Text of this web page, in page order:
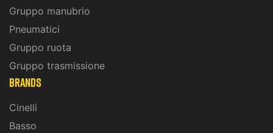
Gruppo manubrio
Pneumatici
Gruppo ruota
Gruppo trasmissione
BRANDS
Cinelli
Basso